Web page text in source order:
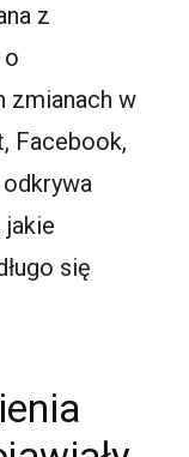
z
zmianach w
, Facebook,
odkrywa
się